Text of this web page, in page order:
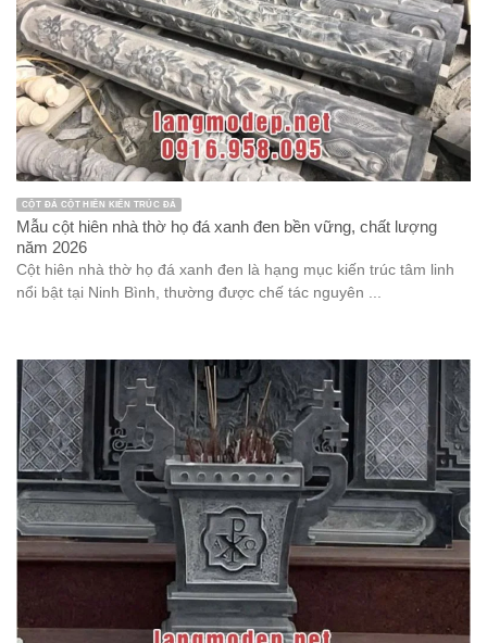
CỘT ĐÁ CỘT HIÊN KIẾN TRÚC ĐÁ
Mẫu cột hiên nhà thờ họ đá xanh đen bền vững, chất lượng
năm 2026
Cột hiên nhà thờ họ đá xanh đen là hạng mục kiến trúc tâm linh
nổi bật tại Ninh Bình, thường được chế tác nguyên ...